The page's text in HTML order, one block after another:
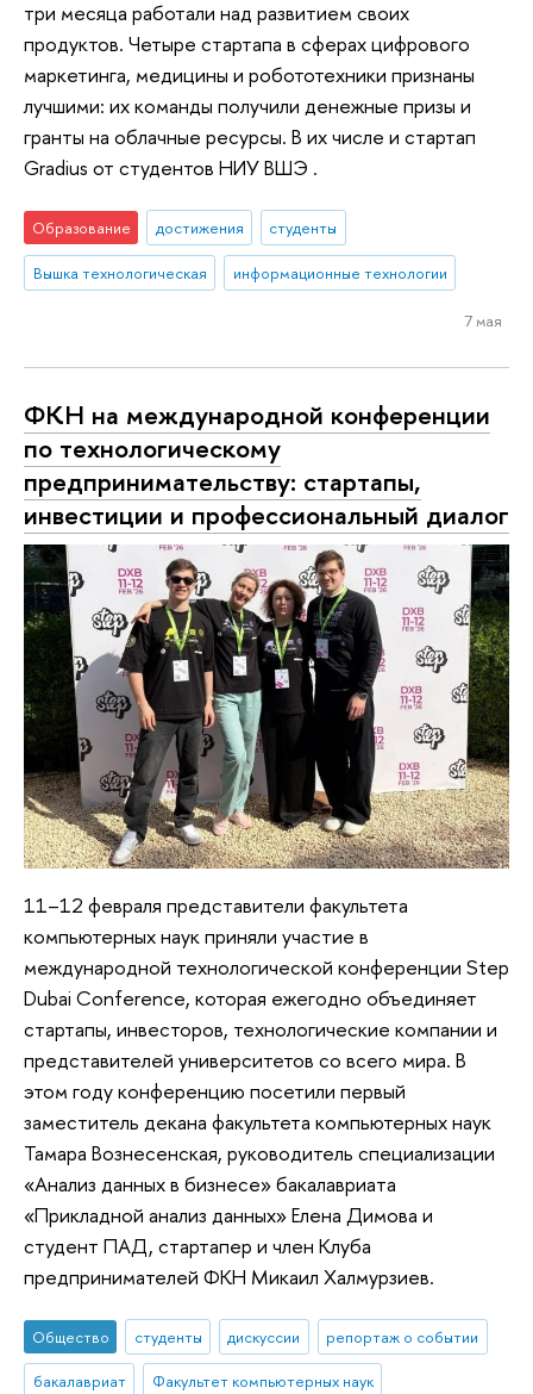
три месяца работали над развитием своих
продуктов. Четыре стартапа в сферах цифрового
маркетинга, медицины и робототехники признаны
лучшими: их команды получили денежные призы и
гранты на облачные ресурсы. В их числе и стартап
Gradius от студентов НИУ ВШЭ .
Образование достижения студенты
Вышка технологическая информационные технологии
7 мая
ФКН на международной конференции
по технологическому
предпринимательству: стартапы,
инвестиции и профессиональный диалог
11–12 февраля представители факультета
компьютерных наук приняли участие в
международной технологической конференции Step
Dubai Conference, которая ежегодно объединяет
стартапы, инвесторов, технологические компании и
представителей университетов со всего мира. В
этом году конференцию посетили первый
заместитель декана факультета компьютерных наук
Тамара Вознесенская, руководитель специализации
«Анализ данных в бизнесе» бакалавриата
«Прикладной анализ данных» Елена Димова и
студент ПАД, стартапер и член Клуба
предпринимателей ФКН Микаил Халмурзиев.
Общество студенты дискуссии репортаж о событии
бакалавриат Факультет компьютерных наук